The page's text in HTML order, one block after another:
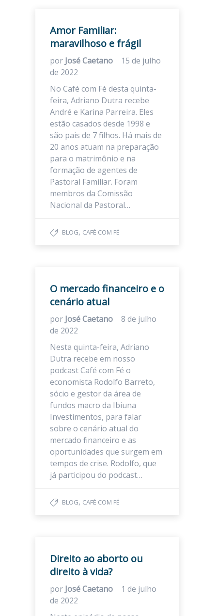
Amor Familiar:
maravilhoso e frágil
por José Caetano
15 de julho
de 2022
No Café com Fé desta quinta-
feira, Adriano Dutra recebe
André e Karina Parreira. Eles
estão casados desde 1998 e
são pais de 7 filhos. Há mais de
20 anos atuam na preparação
para o matrimônio e na
formação de agentes de
Pastoral Familiar. Foram
membros da Comissão
Nacional da Pastoral…
BLOG, CAFÉ COM FÉ
O mercado financeiro e o
cenário atual
por José Caetano
8 de julho
de 2022
Nesta quinta-feira, Adriano
Dutra recebe em nosso
podcast Café com Fé o
economista Rodolfo Barreto,
sócio e gestor da área de
fundos macro da Ibiuna
Investimentos, para falar
sobre o cenário atual do
mercado financeiro e as
oportunidades que surgem em
tempos de crise. Rodolfo, que
já participou do podcast…
BLOG, CAFÉ COM FÉ
Direito ao aborto ou
direito à vida?
por José Caetano
1 de julho
de 2022